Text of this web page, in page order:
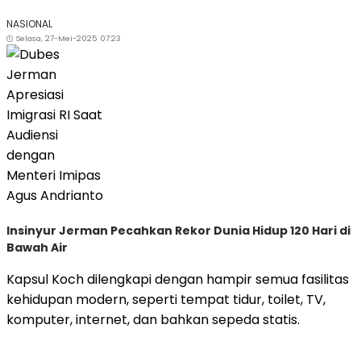
NASIONAL
Selasa, 27-Mei-2025 07:23
Insinyur Jerman Pecahkan Rekor Dunia Hidup 120 Hari di
Bawah Air
Kapsul Koch dilengkapi dengan hampir semua fasilitas
kehidupan modern, seperti tempat tidur, toilet, TV,
komputer, internet, dan bahkan sepeda statis.